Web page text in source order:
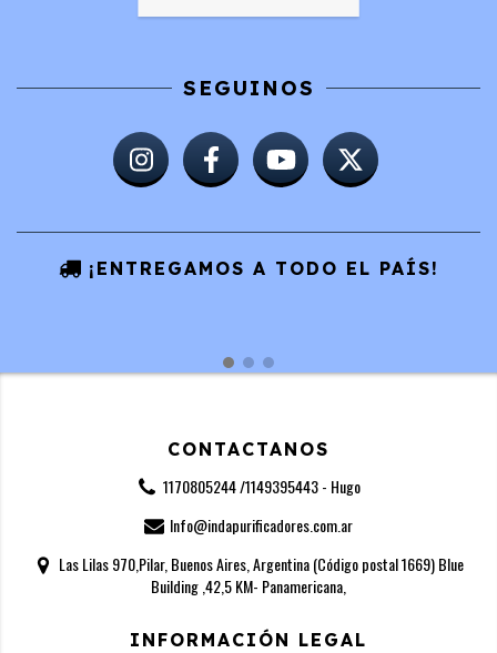
SEGUINOS
¡ENTREGAMOS A TODO EL PAÍS!
CONTACTANOS
1170805244 /1149395443 - Hugo
Info@indapurificadores.com.ar
Las Lilas 970,Pilar, Buenos Aires, Argentina (Código postal 1669) Blue
Building ,42,5 KM- Panamericana,
INFORMACIÓN LEGAL